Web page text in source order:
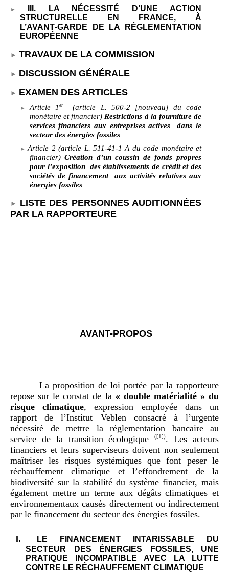
III. LA NÉCESSITÉ D’UNE ACTION
STRUCTURELLE EN FRANCE, À
L’AVANT‑GARDE DE LA RÉGLEMENTATION
EUROPÉENNE
TRAVAUX DE LA COMMISSION
DISCUSSION GÉNÉRALE
EXAMEN DES ARTICLES
Article 1er (article L. 500-2 [nouveau] du code
monétaire et financier) Restrictions à la fourniture de
services financiers aux entreprises actives
dans le
secteur des énergies fossiles
Article 2 (article L. 511-41-1 A du code monétaire et
financier)Création d’un coussin de fonds propres
pour l’exposition des établissements de crédit et des
sociétés de financement
aux activités relatives aux
énergies fossiles
LISTE DES PERSONNES AUDITIONNÉES
PAR LA RAPPORTEURE
AVANT-PROPOS
La proposition de loi portée par la rapporteure
repose sur le constat de la « double matérialité » du
risque climatique, expression employée dans un
rapport de l’Institut Veblen consacré à l’urgente
nécessité de mettre la réglementation bancaire au
service de la transition écologique( [1] ). Les acteurs
financiers et leurs superviseurs doivent non seulement
maîtriser les risques systémiques que font peser le
réchauffement climatique et l’effondrement de la
biodiversité sur la stabilité du système financier, mais
également mettre un terme aux dégâts climatiques et
environnementaux causés directement ou indirectement
par le financement du secteur des énergies fossiles.
I.
LE FINANCEMENT INTARISSABLE DU
SECTEUR DES ÉNERGIES FOSSILES, UNE
PRATIQUE INCOMPATIBLE AVEC LA LUTTE
CONTRE LE RÉCHAUFFEMENT CLIMATIQUE